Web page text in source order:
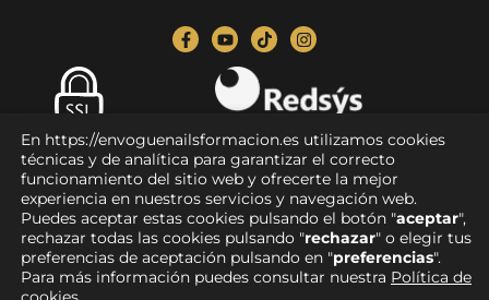
Pago seguro
Aviso legal| Política de privacidad|Condiciones de compra|
Devoluciones y reembolsos|Política de cookies|
En https://envoguenailsformacion.es utilizamos cookies
técnicas y de analítica para garantizar el correcto
funcionamiento del sitio web y ofrecerte la mejor
experiencia en nuestros servicios y navegación web.
Puedes aceptar estas cookies pulsando el botón "aceptar",
rechazar todas las cookies pulsando "rechazar" o elegir tus
preferencias de aceptación pulsando en "preferencias".
Para más información puedes consultar nuestra Política de